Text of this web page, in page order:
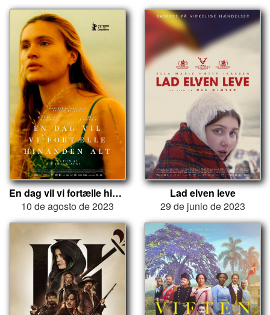
En dag vil vi fortælle hinanden alt
10 de agosto de 2023
Lad elven leve
29 de junio de 2023